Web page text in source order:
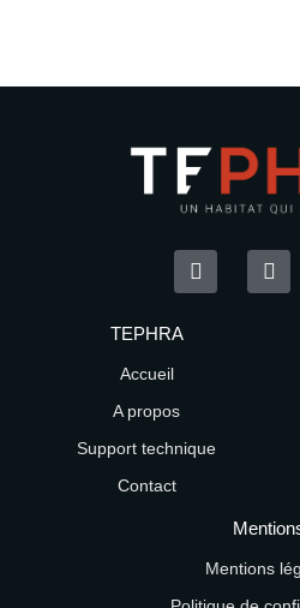
TEPHRA
Accueil
A propos
Support technique
Contact
Mentions